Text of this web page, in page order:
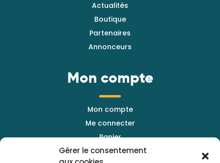
Gérer le consentement
Actualités
Boutique
Partenaires
Annonceurs
Mon compte
Mon compte
Me connecter
Panier
Mes commandes